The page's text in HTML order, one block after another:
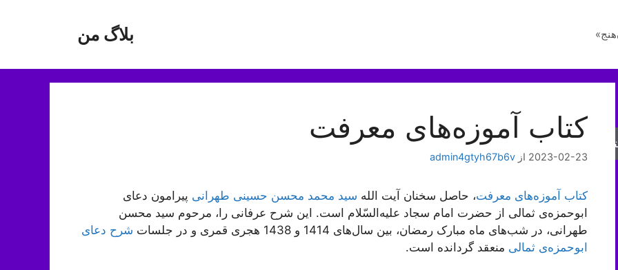
بلاگ من
کتاب آموزه‌های معرفت
2023-02-23 از admin4gtyh67b6v
کتاب آموزه‌های معرفت، حاصل سخنان آیت الله سید محمد محسن حسینی طهرانی پیرامون دعای
ابوحمزه‌ی ثمالی از حضرت امام سجاد علیه‌السّلام است. این شرح عرفانی را، مرحوم سید محسن
طهرانی، در شب‌های ماه مبارک رمضان، بین سال‌های 1414 و 1438 هجری قمری و در جلسات
شرح دعای
ابوحمزه‌ی ثمالی منعقد گردانده است.